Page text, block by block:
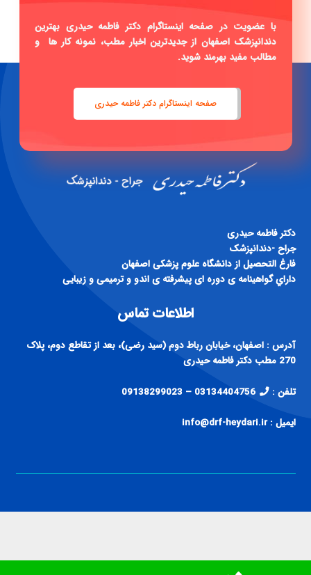
با عضویت در صفحه اینستاگرام دکتر فاطمه حیدری بهترین
دندانپزشک اصفهان از جدیدترین اخبار مطب، نمونه کار ها و
مطالب مفید بهرمند شوید.
صفحه اینستاگرام دکتر فاطمه حیدری
دكتر فاطمه حيدری
جراح -دندانپزشک
فارغ التحصيل از دانشگاه علوم پزشكی اصفهان
داراي گواهينامه ی دوره ای پيشرفته ی اندو و ترميمی و زيبايی
اطلاعات تماس
آدرس : اصفهان، خیابان رباط دوم (سید رضی)، بعد از تقاطع دوم، پلاک
270 مطب دکتر فاطمه حیدری
تلفن : 03134404756 – 09138299023
ایمیل : info@drf-heydari.ir